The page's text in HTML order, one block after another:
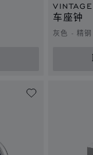
车座钟
灰色 - 精钢